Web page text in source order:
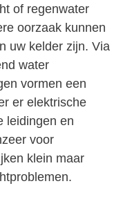
of regenwater
oorzaak kunnen
uw kelder zijn. Via
water
vormen een
er elektrische
leidingen en
voor
klein maar